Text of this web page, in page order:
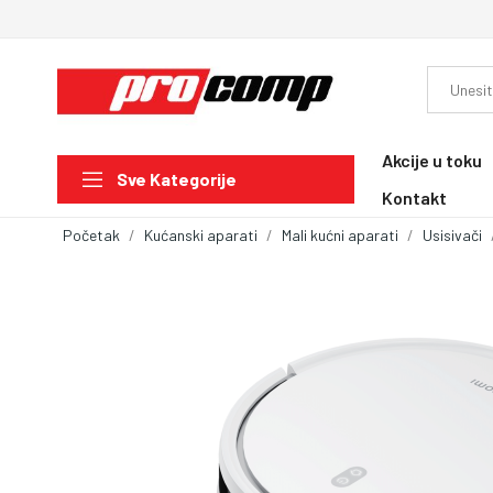
Sve Kategorije
Akcije u toku
Kontakt
Početak Kućanski aparati Mali kućni aparati Usisivači